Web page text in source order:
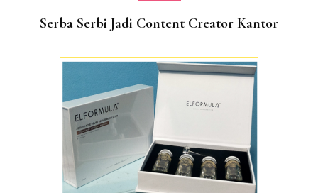
Serba Serbi Jadi Content Creator Kantor